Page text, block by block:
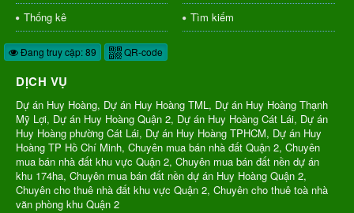
Thống kê
Tìm kiếm
Đang truy cập: 89 QR-code
DỊCH VỤ
Dự án Huy Hoàng, Dự án Huy Hoàng TML, Dự án Huy Hoàng Thạnh
Mỹ Lợi, Dự án Huy Hoàng Quận 2, Dự án Huy Hoàng Cát Lái, Dự án
Huy Hoàng phường Cát Lái, Dự án Huy Hoàng TPHCM, Dự án Huy
Hoàng TP Hồ Chí Minh, Chuyên mua bán nhà đất Quận 2, Chuyên
mua bán nhà đất khu vực Quận 2, Chuyên mua bán đất nền dự án
khu 174ha, Chuyên mua bán đất nền dự án Huy Hoàng Quận 2,
Chuyên cho thuê nhà đất khu vực Quận 2, Chuyên cho thuê toà nhà
văn phòng khu Quận 2